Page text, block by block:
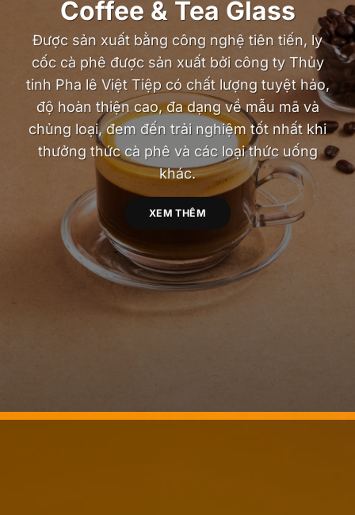
Coffee & Tea Glass
Được sản xuất bằng công nghệ tiên tiến, ly
cốc cà phê được sản xuất bởi công ty Thủy
tinh Pha lê Việt Tiệp có chất lượng tuyệt hảo,
độ hoàn thiện cao, đa dạng về mẫu mã và
chủng loại, đem đến trải nghiệm tốt nhất khi
thưởng thức cà phê và các loại thức uống
khác.
XEM THÊM